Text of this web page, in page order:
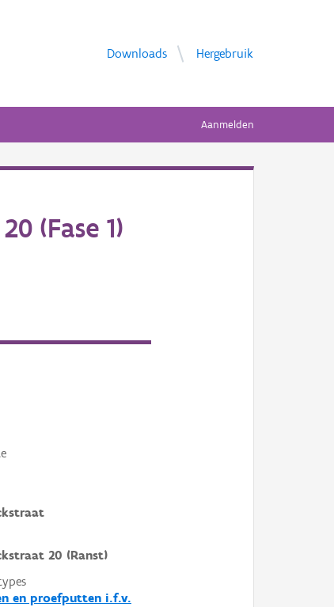
Downloads Hergebruik
Aanmelden
(Fase 1)
20 (Ranst)
en proefputten i.f.v.